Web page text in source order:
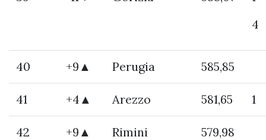
4
40 +9▲ Perugia 585,85
41 +4▲ Arezzo 581,65 1
42 +9▲ Rimini 579,98